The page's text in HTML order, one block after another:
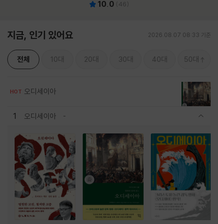
10.0 (46)
지금, 인기 있어요 2026.08.07 08:33 기준
전체 10대 20대 30대 40대 50대
HOT 오디세이아
1 오디세이아